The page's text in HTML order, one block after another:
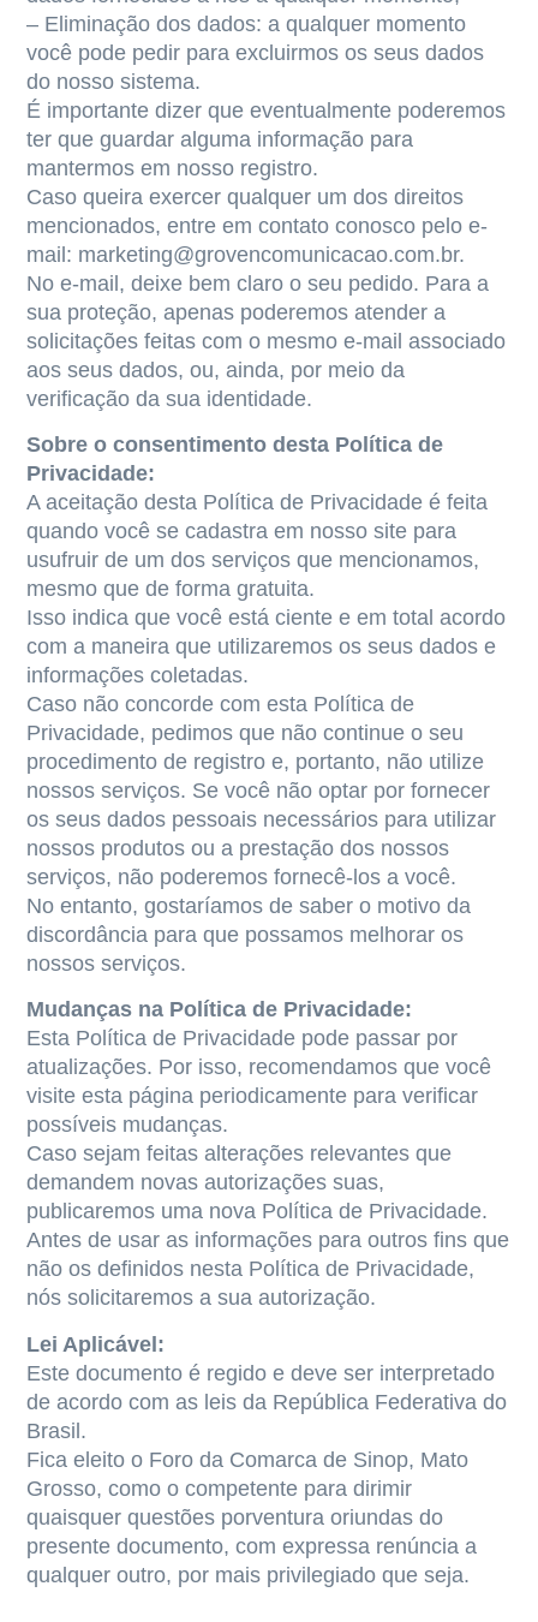
– Eliminação dos dados: a qualquer momento
você pode pedir para excluirmos os seus dados
do nosso sistema.
É importante dizer que eventualmente poderemos
ter que guardar alguma informação para
mantermos em nosso registro.
Caso queira exercer qualquer um dos direitos
mencionados, entre em contato conosco pelo e-
mail: marketing@grovencomunicacao.com.br.
No e-mail, deixe bem claro o seu pedido. Para a
sua proteção, apenas poderemos atender a
solicitações feitas com o mesmo e-mail associado
aos seus dados, ou, ainda, por meio da
verificação da sua identidade.
Sobre o consentimento desta Política de
Privacidade:
A aceitação desta Política de Privacidade é feita
quando você se cadastra em nosso site para
usufruir de um dos serviços que mencionamos,
mesmo que de forma gratuita.
Isso indica que você está ciente e em total acordo
com a maneira que utilizaremos os seus dados e
informações coletadas.
Caso não concorde com esta Política de
Privacidade, pedimos que não continue o seu
procedimento de registro e, portanto, não utilize
nossos serviços. Se você não optar por fornecer
os seus dados pessoais necessários para utilizar
nossos produtos ou a prestação dos nossos
serviços, não poderemos fornecê-los a você.
No entanto, gostaríamos de saber o motivo da
discordância para que possamos melhorar os
nossos serviços.
Mudanças na Política de Privacidade:
Esta Política de Privacidade pode passar por
atualizações. Por isso, recomendamos que você
visite esta página periodicamente para verificar
possíveis mudanças.
Caso sejam feitas alterações relevantes que
demandem novas autorizações suas,
publicaremos uma nova Política de Privacidade.
Antes de usar as informações para outros fins que
não os definidos nesta Política de Privacidade,
nós solicitaremos a sua autorização.
Lei Aplicável:
Este documento é regido e deve ser interpretado
de acordo com as leis da República Federativa do
Brasil.
Fica eleito o Foro da Comarca de Sinop, Mato
Grosso, como o competente para dirimir
quaisquer questões porventura oriundas do
presente documento, com expressa renúncia a
qualquer outro, por mais privilegiado que seja.